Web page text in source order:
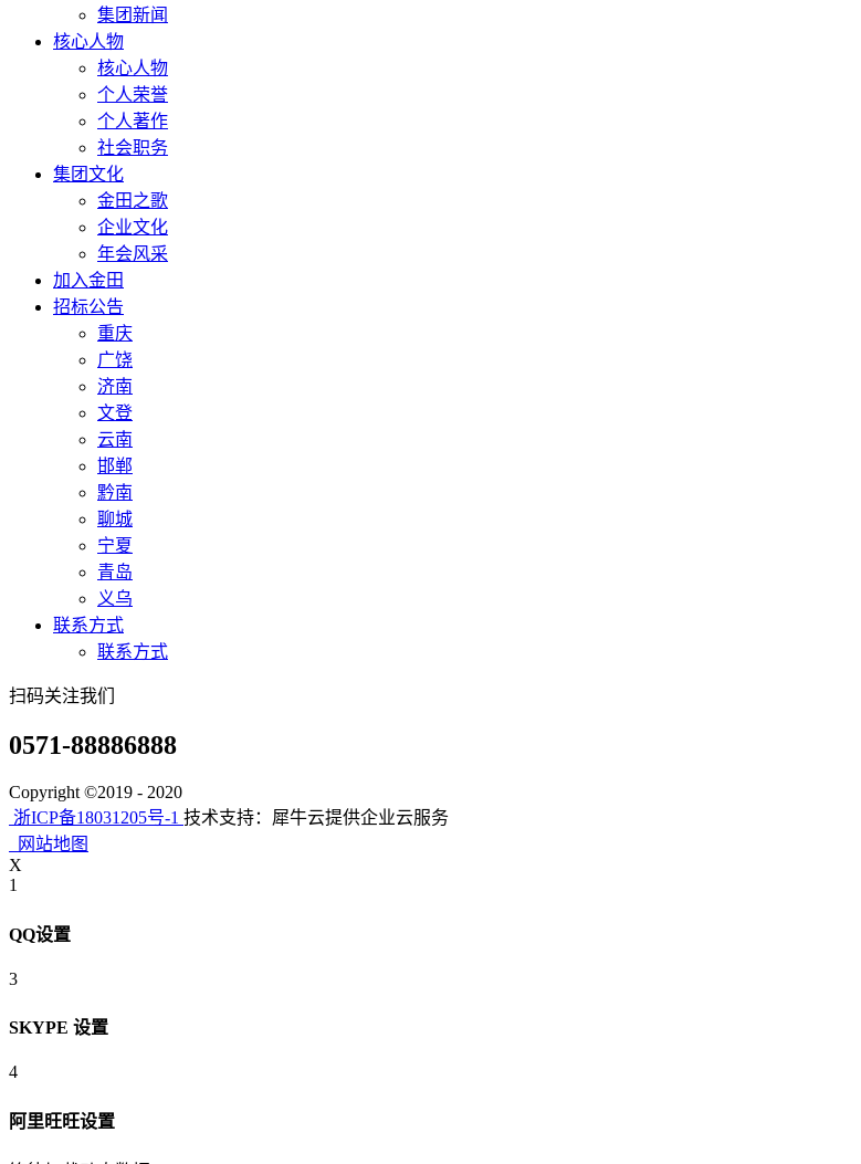
集团新闻
核心人物
核心人物
个人荣誉
个人著作
社会职务
集团文化
金田之歌
企业文化
年会风采
加入金田
招标公告
重庆
广饶
济南
文登
云南
邯郸
黔南
聊城
宁夏
青岛
义乌
联系方式
联系方式
扫码关注我们
0571-88886888
Copyright ©2019 - 2020
浙ICP备18031205号-1 技术支持：犀牛云提供企业云服务
网站地图
X
1
QQ设置
3
SKYPE 设置
4
阿里旺旺设置